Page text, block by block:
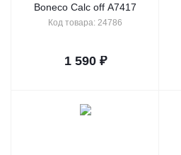
Boneco Calc off A7417
Код товара: 24786
1 590₽